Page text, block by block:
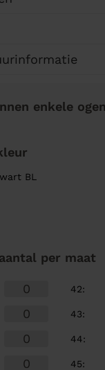
enkele
BL
per maat
42:
43:
44:
45: